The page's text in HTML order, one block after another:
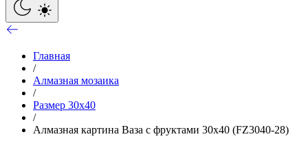
Главная
/
Алмазная мозаика
/
Размер 30x40
/
Алмазная картина Ваза с фруктами 30х40 (FZ3040-28)